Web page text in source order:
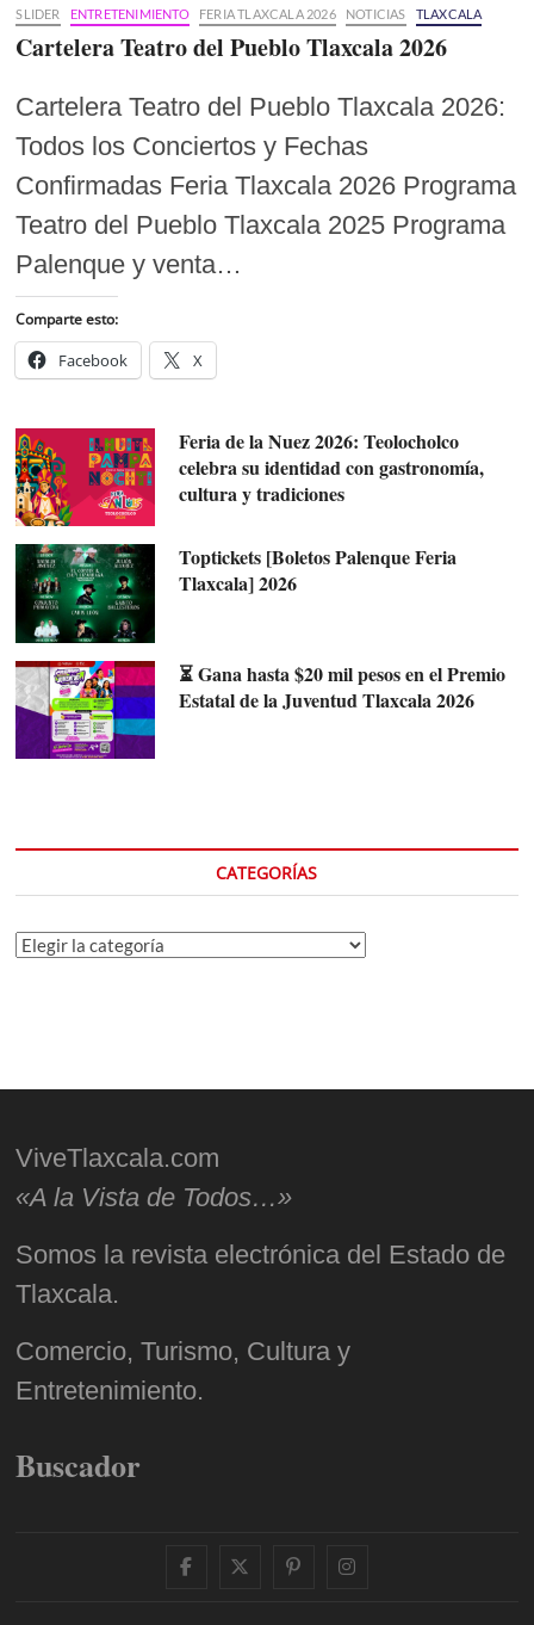
SLIDER ENTRETENIMIENTO FERIA TLAXCALA 2026 NOTICIAS TLAXCALA
Cartelera Teatro del Pueblo Tlaxcala 2026
Cartelera Teatro del Pueblo Tlaxcala 2026:
Todos los Conciertos y Fechas
Confirmadas Feria Tlaxcala 2026 Programa
Teatro del Pueblo Tlaxcala 2025 Programa
Palenque y venta…
Comparte esto:
Facebook X
Feria de la Nuez 2026: Teolocholco
celebra su identidad con gastronomía,
cultura y tradiciones
Toptickets [Boletos Palenque Feria
Tlaxcala] 2026
⏳ Gana hasta $20 mil pesos en el Premio
Estatal de la Juventud Tlaxcala 2026
CATEGORÍAS
Categorías
ViveTlaxcala.com
«A la Vista de Todos…»
Somos la revista electrónica del Estado de
Tlaxcala.
Comercio, Turismo, Cultura y
Entretenimiento.
Buscador
facebooktwitter
pinterestinstagram